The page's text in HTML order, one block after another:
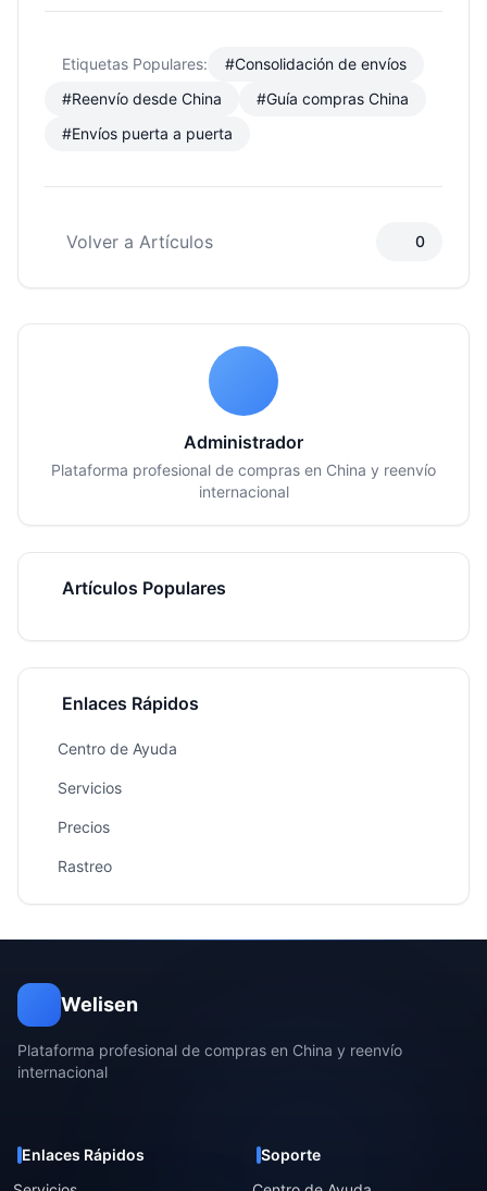
Etiquetas Populares:
#Consolidación de envíos
#Reenvío desde China
#Guía compras China
#Envíos puerta a puerta
Volver a Artículos 0
Administrador
Plataforma profesional de compras en China y reenvío
internacional
Artículos Populares
Enlaces Rápidos
Centro de Ayuda
Servicios
Precios
Rastreo
Welisen
Plataforma profesional de compras en China y reenvío
internacional
Enlaces Rápidos
Soporte